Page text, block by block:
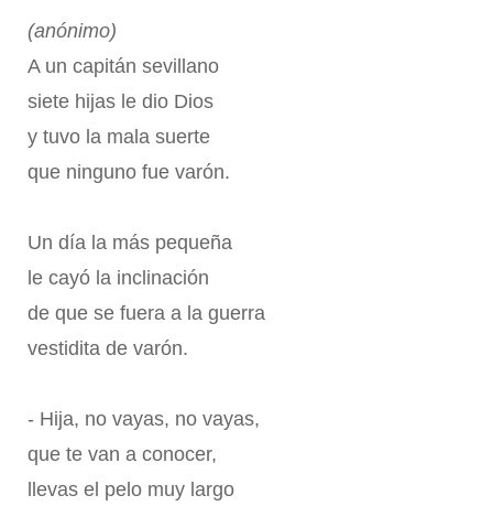
(anónimo)
A un capitán sevillano
siete hijas le dio Dios
y tuvo la mala suerte
que ninguno fue varón.
Un día la más pequeña
le cayó la inclinación
de que se fuera a la guerra
vestidita de varón.
- Hija, no vayas, no vayas,
que te van a conocer,
llevas el pelo muy largo